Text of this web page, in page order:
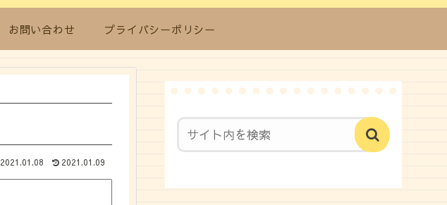
お問い合わせ プライバシーポリシー
2021.01.08 2021.01.09